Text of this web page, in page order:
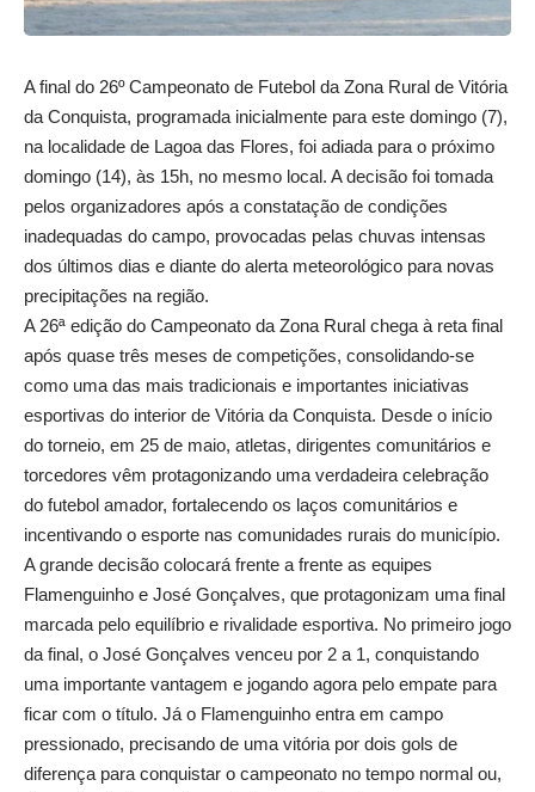
A final do 26º Campeonato de Futebol da Zona Rural de Vitória
da Conquista, programada inicialmente para este domingo (7),
na localidade de Lagoa das Flores, foi adiada para o próximo
domingo (14), às 15h, no mesmo local. A decisão foi tomada
pelos organizadores após a constatação de condições
inadequadas do campo, provocadas pelas chuvas intensas
dos últimos dias e diante do alerta meteorológico para novas
precipitações na região.
A 26ª edição do Campeonato da Zona Rural chega à reta final
após quase três meses de competições, consolidando-se
como uma das mais tradicionais e importantes iniciativas
esportivas do interior de Vitória da Conquista. Desde o início
do torneio, em 25 de maio, atletas, dirigentes comunitários e
torcedores vêm protagonizando uma verdadeira celebração
do futebol amador, fortalecendo os laços comunitários e
incentivando o esporte nas comunidades rurais do município.
A grande decisão colocará frente a frente as equipes
Flamenguinho e José Gonçalves, que protagonizam uma final
marcada pelo equilíbrio e rivalidade esportiva. No primeiro jogo
da final, o José Gonçalves venceu por 2 a 1, conquistando
uma importante vantagem e jogando agora pelo empate para
ficar com o título. Já o Flamenguinho entra em campo
pressionado, precisando de uma vitória por dois gols de
diferença para conquistar o campeonato no tempo normal ou,